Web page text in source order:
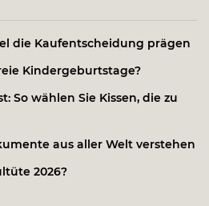
die Kaufentscheidung prägen
Kindergeburtstage?
So wählen Sie Kissen, die zu
aus aller Welt verstehen
2026?